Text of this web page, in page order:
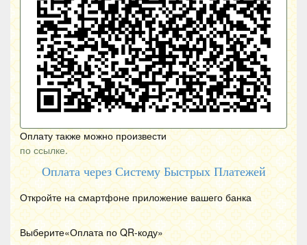
Оплату также можно произвести
по ссылке.
Оплата через Систему Быстрых Платежей
Откройте на смартфоне приложение вашего банка
Выберите«Оплата по QR-коду»